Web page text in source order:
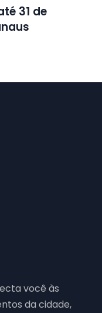
31 de
você às
da cidade,